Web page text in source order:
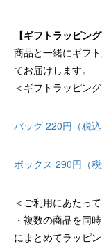
【ギフトラッピン
商品と一緒にギフ
てお届けします。
＜ギフトラッピング
バッグ 220円（税込
ボックス 290円（税
＜ご利用にあたって
複数の商品を同
にまとめてラッピン